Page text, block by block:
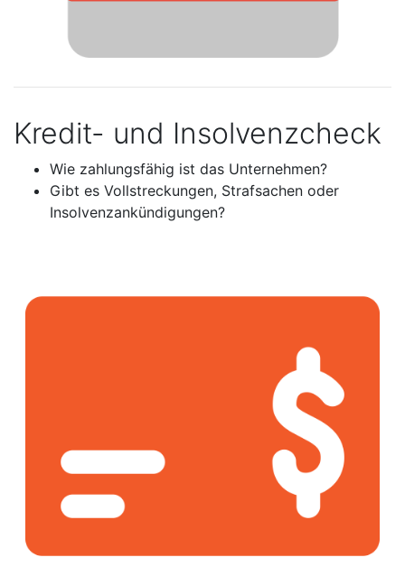
Kredit- und Insolvenzcheck
Wie zahlungsfähig ist das Unternehmen?
Gibt es Vollstreckungen, Strafsachen oder
Insolvenzankündigungen?